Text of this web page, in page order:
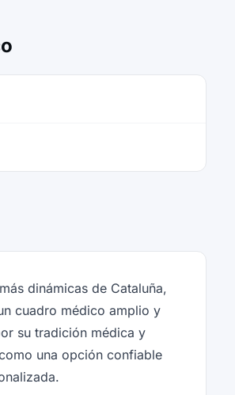
dinámicas de Cataluña,
cuadro médico amplio y
su tradición médica y
una opción confiable